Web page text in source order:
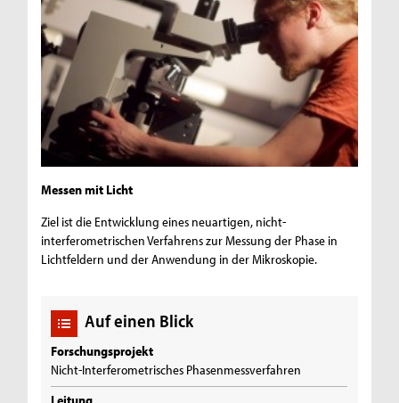
Messen mit Licht
Ziel ist die Entwicklung eines neuartigen, nicht-
interferometrischen Verfahrens zur Messung der Phase in
Lichtfeldern und der Anwendung in der Mikroskopie.
Auf einen Blick
Forschungsprojekt
Nicht-Interferometrisches Phasenmessverfahren